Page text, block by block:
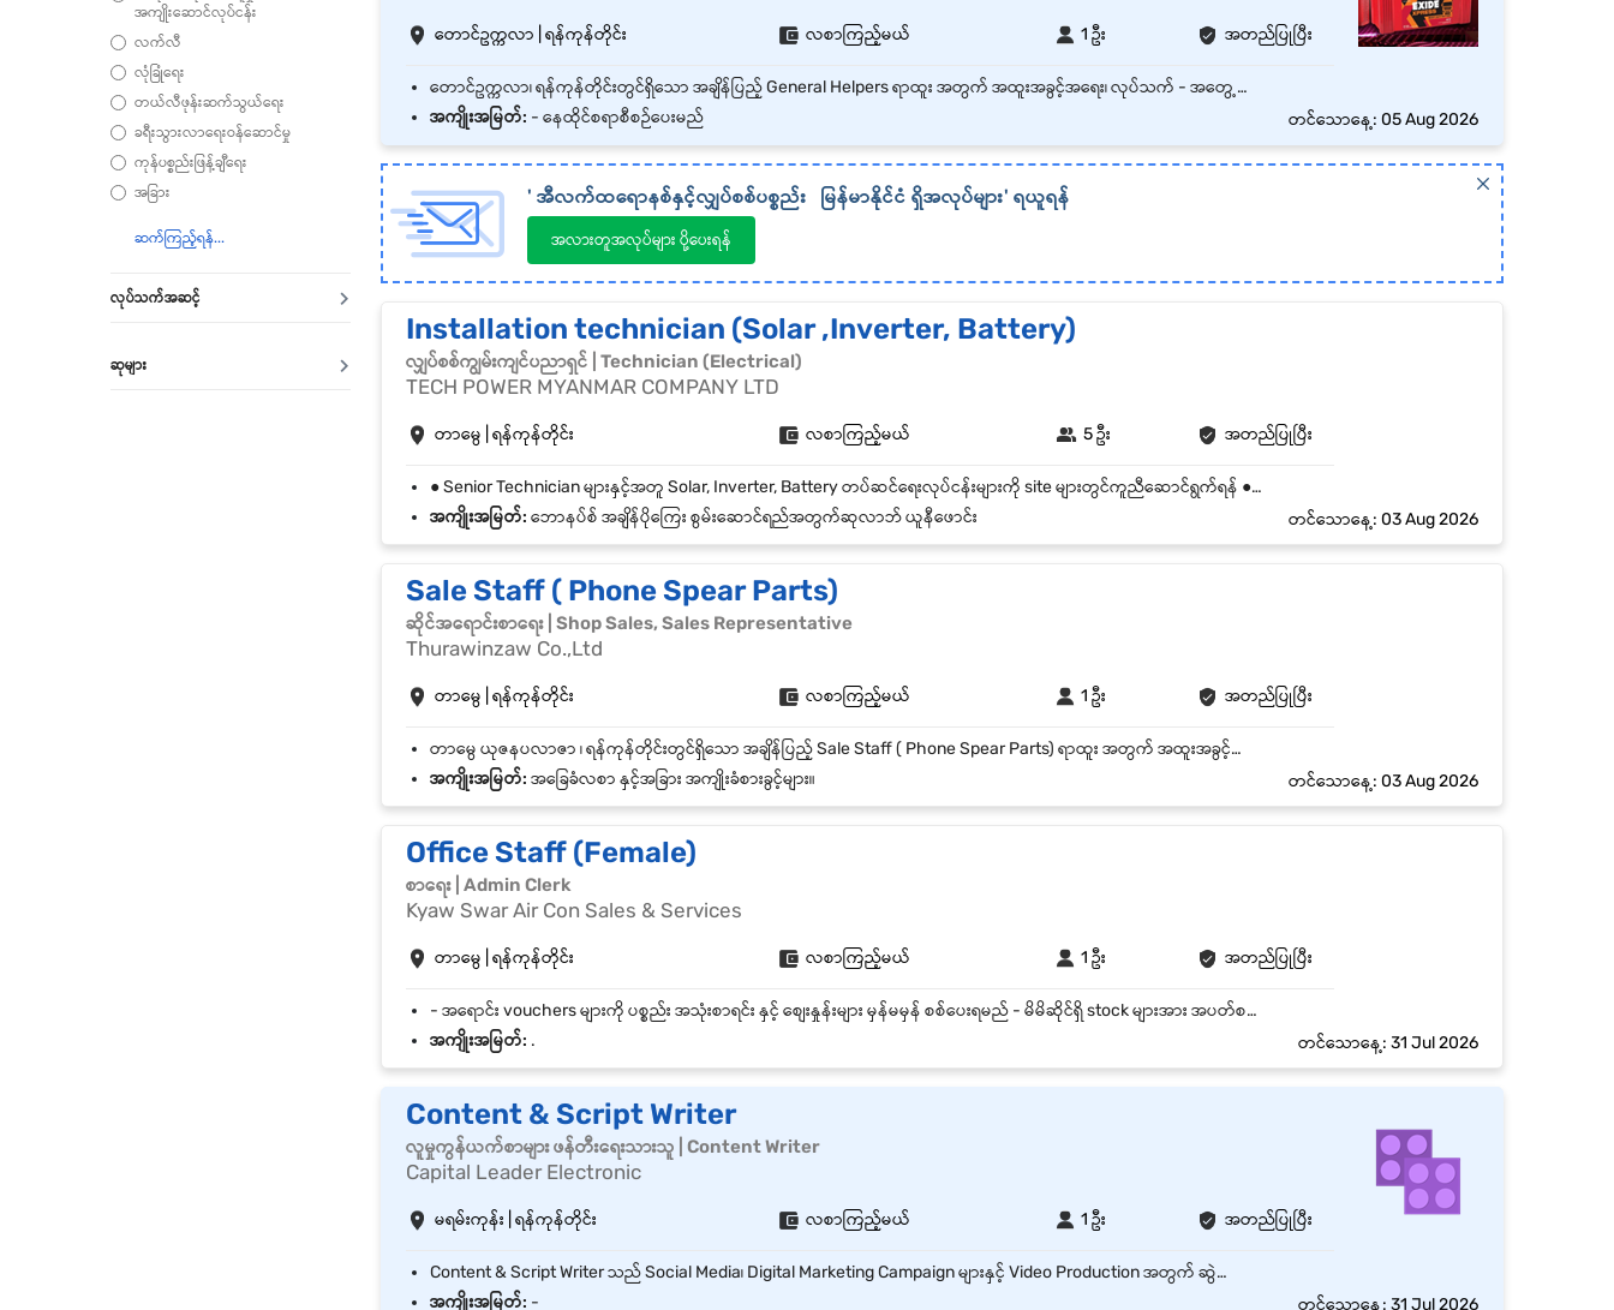
အကျိုးဆောင်လုပ်ငန်း
လက်လီ
လုံခြုံရေး
တယ်လီဖုန်းဆက်သွယ်ရေး
ခရီးသွားလာရေးဝန်ဆောင်မှု
ကုန်ပစ္စည်းဖြန့်ချီရေး
အခြား
လုပ်သက်အဆင့်
ဆုများ
တောင်ဥက္ကလာ | ရန်ကုန်တိုင်း လစာကြည့်မယ် 1 ဦး အတည်ပြုပြီး
တောင်ဥက္ကလာ၊ ရန်ကုန်တိုင်းတွင်ရှိသော အချိန်ပြည့် General Helpers ရာထူး အတွက် အထူးအခွင့်အရေး၊ လုပ်သက် - အတွေ့အကြုံရှိ နှင့် လစဉ် လစာကောင်းကောင်းပေးမည်။
အကျိုးအမြတ်: - နေထိုင်စရာစီစဉ်ပေးမည် တင်သောနေ့: 05 Aug 2026
' အီလက်ထရောနစ်နှင့်လျှပ်စစ်ပစ္စည်း မြန်မာနိုင်ငံ ရှိအလုပ်များ' ရယူရန်
အလားတူအလုပ်များ ပို့ပေးရန်
Installation technician (Solar ,Inverter, Battery)
လျှပ်စစ်ကျွမ်းကျင်ပညာရှင် | Technician (Electrical)
TECH POWER MYANMAR COMPANY LTD
တာမွေ | ရန်ကုန်တိုင်း လစာကြည့်မယ် 5 ဦး အတည်ပြုပြီး
● Senior Technician များနှင့်အတူ Solar, Inverter, Battery တပ်ဆင်ရေးလုပ်ငန်းများကို site များတွင်ကူညီဆောင်ရွက်ရန် ● Wiring, cable routing, grounding, conduit နှင့် breaker/fuse box တပ်ဆင်မှုများကို အကူအညီပေးရန် ● Site သို့မသွားမီနှင့် ပြန်လာပြီးနောက် tools နှင့် materials များကို စစ်ဆေးပြီး စာရင်းကိုက်ညီမှု ထိန်းသိမ်းရန် ● Voltage, current နှင့် battery SOC စစ်ဆေးမှုများကို ကြီးကြပ်မှုအောက်တွင် အခြေခံအဆင့်ကူညီဆောင်ရွက်ရန် ● Cables tightening, solar panel cleaning စသည့် routine maintenance များကို ဆောင်ရွက်ရန် ● Installation report နှင့် material usage records များကို team နှင့်အတူ မှတ်တမ်းတင်ရန် ● Solar safety rules, wiring standards နှင့် battery handling procedures များကို တိကျစွာလိုက်နာရန် ● လိုအပ်သည့်အချိန်တွင် WiFi/Bluetooth app-based monitoring setup ကို အကူအညီပေးရန် ● Customer မေးခွန်းများနှင့် site အခြေအနေ updates များကို senior staff ထံ ဆက်သွယ်တင်ပြရန် ● တပ်ဆင်ပြီးနောက် basic system usage ကို customer များအား ရှင်းပြရာတွင် guidance ဖြင့် ကူညီရန်
အကျိုးအမြတ်: ဘောနပ်စ် အချိန်ပိုကြေး စွမ်းဆောင်ရည်အတွက်ဆုလာဘ် ယူနီဖောင်း တင်သောနေ့: 03 Aug 2026
Sale Staff ( Phone Spear Parts)
ဆိုင်အရောင်းစာရေး | Shop Sales, Sales Representative
Thurawinzaw Co.,Ltd
တာမွေ | ရန်ကုန်တိုင်း လစာကြည့်မယ် 1 ဦး အတည်ပြုပြီး
တာမွေ ယုဇနပလာဇာ ၊ ရန်ကုန်တိုင်းတွင်ရှိသော အချိန်ပြည့် Sale Staff ( Phone Spear Parts) ရာထူး အတွက် အထူးအခွင့်အရေး၊ လုပ်သက် - အတွေ့အကြုံရှိ နှင့် လစဉ် လစာကောင်းကောင်းပေးမည်။
အကျိုးအမြတ်: အခြေခံလစာ နှင့်အခြား အကျိုးခံစားခွင့်များ။ တင်သောနေ့: 03 Aug 2026
Office Staff (Female)
စာရေး | Admin Clerk
Kyaw Swar Air Con Sales & Services
တာမွေ | ရန်ကုန်တိုင်း လစာကြည့်မယ် 1 ဦး အတည်ပြုပြီး
- အရောင်း vouchers များကို ပစ္စည်း အသုံးစာရင်း နှင့် စျေးနှုန်းများ မှန်မမှန် စစ်ပေးရမည် - မိမိဆိုင်ရှိ stock များအား အပတ်စဉ်၊လစဉ်စစ်ဆေးရပါမည် - Sale report နှင့် stock reports များတင်ပြပေးရမည်
အကျိုးအမြတ်: . တင်သောနေ့: 31 Jul 2026
Content & Script Writer
လူမှုကွန်ယက်စာများ ဖန်တီးရေးသားသူ | Content Writer
Capital Leader Electronic
မရမ်းကုန်း | ရန်ကုန်တိုင်း လစာကြည့်မယ် 1 ဦး အတည်ပြုပြီး
Content & Script Writer သည် Social Media၊ Digital Marketing Campaign များနှင့် Video Production အတွက် ဆွဲဆောင်မှုရှိသော Content များနှင့် Script များကို ဖန်တီးရေးသားရန် တာဝန်ယူရပါသည်။ Brand Identity နှင့် Marketing Objectives များကို နားလည်ပြီး Audience များ၏ စိတ်ဝင်စားမှုကို မြှင့်တင်နိုင်သော အကြောင်းအရာများကို ရေးသားဖန်တီးရမည်။ Key Responsibilities Facebook, TikTok, Instagram နှင့် အခြား Digital Platforms များအတွက် Content များ ရေးသားခြင်း။ Video၊ TikTok၊ YouTube နှင့် Promotional Content များအတွက် Script များ ရေးသားခြင်း။ Marketing Campaign များနှင့် ကိုက်ညီသော Creative Ideas များ တင်ပြခြင်း။ Content Calendar အတိုင်း အချိန်မီ Content များ ပြင်ဆင်ပေးခြင်း။ Graphic Designer၊ Video Editor နှင့် Marketing Team တို့နှင့် ပူးပေါင်းဆောင်ရွက်ခြင်း။ Trend များ၊ Audience Behavior နှင့် Competitor Content များကို လေ့လာသုံးသပ်ခြင်း။ Brand Voice နှင့် ကိုက်ညီသော Caption၊ Blog၊ Article နှင့် Promotional Copy များ ရေးသားခြင်း။ Management မှ တာဝန်ပေးအပ်သော အခြားသက်ဆိုင်ရာ လုပ်ငန်းတာဝန်များကို ဆောင်ရွက်ခြင်း။
အကျိုးအမြတ်: - တင်သောနေ့: 31 Jul 2026